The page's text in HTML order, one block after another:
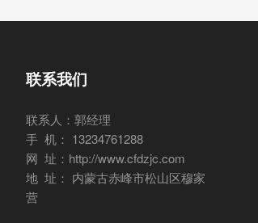
联系我们
联系人：郭经理
手 机： 13234761288
网 址：http://www.cfdzjc.com
地 址： 内蒙古赤峰市松山区穆家
营